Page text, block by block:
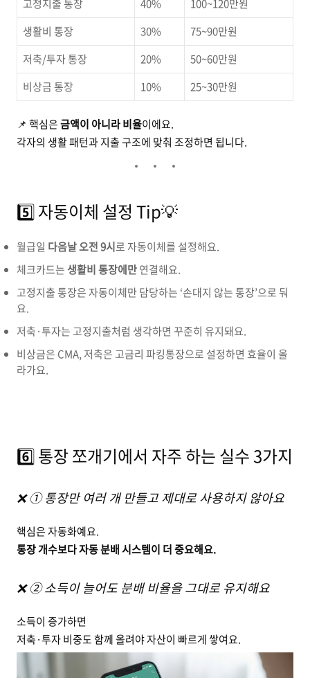
고정지출 통장 40%
100~120만원
생활비 통장
30%
75~90만원
저축/투자 통장
20%
50~60만원
비상금 통장
10% 25~30만원
📌 핵심은금액이 아니라 비율이에요.
각자의 생활 패턴과 지출 구조에 맞춰 조정하면 됩니다.
5️⃣ 자동이체 설정 Tip💡
월급일 다음날 오전 9시로 자동이체를 설정해요.
체크카드는 생활비 통장에만연결해요.
고정지출 통장은 자동이체만 담당하는 ‘손대지 않는 통장’으로 둬
요.
저축·투자는 고정지출처럼 생각하면 꾸준히 유지돼요.
비상금은 CMA, 저축은 고금리 파킹통장으로 설정하면 효율이 올
라가요.
6️⃣ 통장 쪼개기에서 자주 하는 실수 3가지
❌ ① 통장만 여러 개 만들고 제대로 사용하지 않아요
핵심은 자동화예요.
통장 개수보다 자동 분배 시스템이 더 중요해요.
❌ ② 소득이 늘어도 분배 비율을 그대로 유지해요
소득이 증가하면
저축·투자 비중도 함께 올려야 자산이 빠르게 쌓여요.